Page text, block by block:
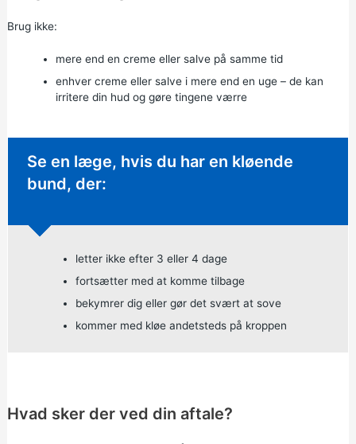
Brug ikke:
mere end en creme eller salve på samme tid
enhver creme eller salve i mere end en uge – de kan
irritere din hud og gøre tingene værre
Ikke-presserende råd:
Se en læge, hvis du har en kløende
bund, der:
letter ikke efter 3 eller 4 dage
fortsætter med at komme tilbage
bekymrer dig eller gør det svært at sove
kommer med kløe andetsteds på kroppen
Hvad sker der ved din aftale?